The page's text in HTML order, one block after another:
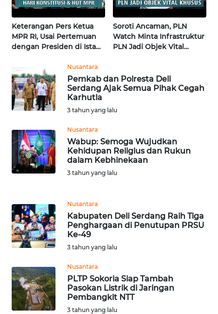
Keterangan Pers Ketua
MPR RI, Usai Pertemuan
dengan Presiden di Istana
Soroti Ancaman, PLN
Watch Minta Infrastruktur
PLN Jadi Objek Vital
Nusantara
Pemkab dan Polresta Deli
Serdang Ajak Semua Pihak Cegah
Karhutla
3 tahun yang lalu
Nusantara
Wabup: Semoga Wujudkan
Kehidupan Religius dan Rukun
dalam Kebhinekaan
3 tahun yang lalu
Nusantara
Kabupaten Deli Serdang Raih Tiga
Penghargaan di Penutupan PRSU
Ke-49
3 tahun yang lalu
Nusantara
PLTP Sokoria Siap Tambah
Pasokan Listrik di Jaringan
Pembangkit NTT
3 tahun yang lalu
WN
KALTARA
WN
KALTIM
SULSEL
WN
GORONTALO
SULUT
WN
MALUKU
WN
MALUT
WN